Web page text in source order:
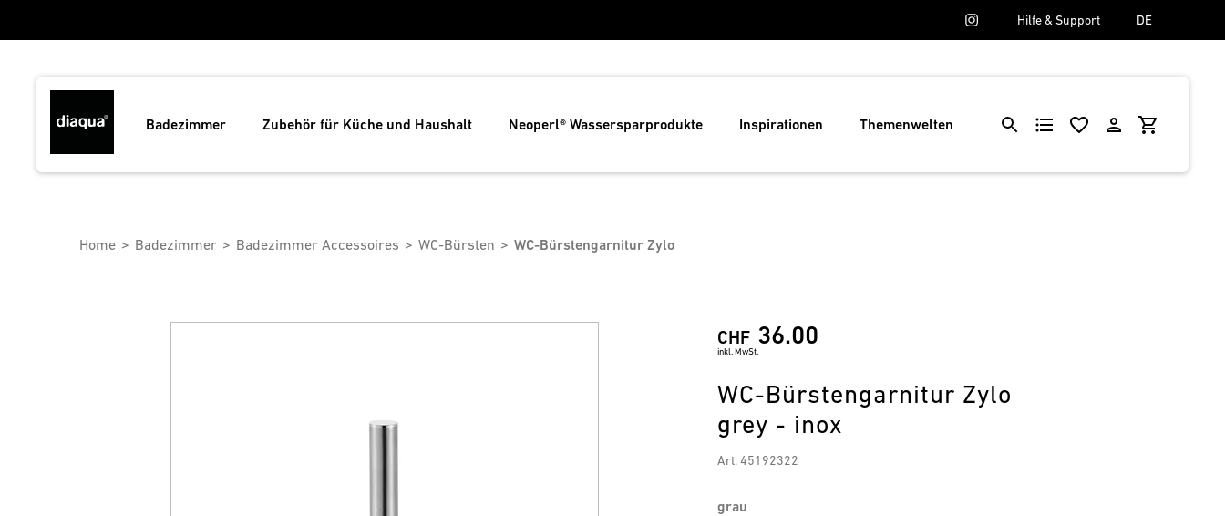
Hilfe & Support DE
Badezimmer Zubehör für Küche und Haushalt Neoperl® Wassersparprodukte Inspirationen Themenwelten
Home Badezimmer Badezimmer Accessoires WC-Bürsten WC-Bürstengarnitur Zylo
CHF 36.00
inkl. MwSt.
WC-Bürstengarnitur Zylo
grey - inox
Art. 45192322
grau